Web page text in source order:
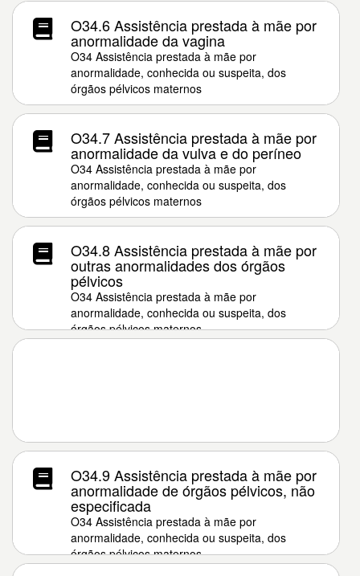
O34.6 Assistência prestada à mãe por
anormalidade da vagina
O34 Assistência prestada à mãe por
anormalidade, conhecida ou suspeita, dos
órgãos pélvicos maternos
O34.7 Assistência prestada à mãe por
anormalidade da vulva e do períneo
O34 Assistência prestada à mãe por
anormalidade, conhecida ou suspeita, dos
órgãos pélvicos maternos
O34.8 Assistência prestada à mãe por
outras anormalidades dos órgãos
pélvicos
O34 Assistência prestada à mãe por
anormalidade, conhecida ou suspeita, dos
órgãos pélvicos maternos
O34.9 Assistência prestada à mãe por
anormalidade de órgãos pélvicos, não
especificada
O34 Assistência prestada à mãe por
anormalidade, conhecida ou suspeita, dos
órgãos pélvicos maternos